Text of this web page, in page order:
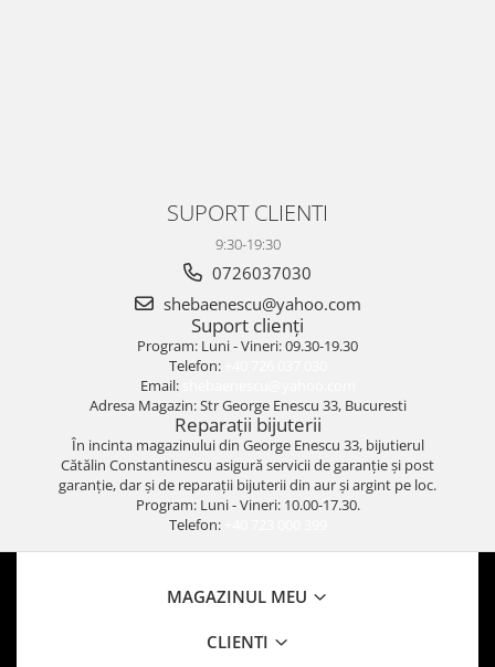
SUPORT CLIENTI
9:30-19:30
0726037030
shebaenescu@yahoo.com
Suport clienți
Program: Luni - Vineri: 09.30-19.30
Telefon:
Email:
Adresa Magazin: Str George Enescu 33, Bucuresti
Reparații bijuterii
În incinta magazinului din George Enescu 33, bijutierul
Cătălin Constantinescu asigură servicii de garanție și post
garanție, dar și de reparații bijuterii din aur și argint pe loc.
Program: Luni - Vineri: 10.00-17.30.
Telefon:
MAGAZINUL MEU
CLIENTI